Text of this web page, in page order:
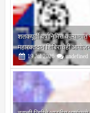
शतकपूर्ती वर्षानिमित्त
महारक्तदान शिबिराचेही
19 Jul 2026 undefined